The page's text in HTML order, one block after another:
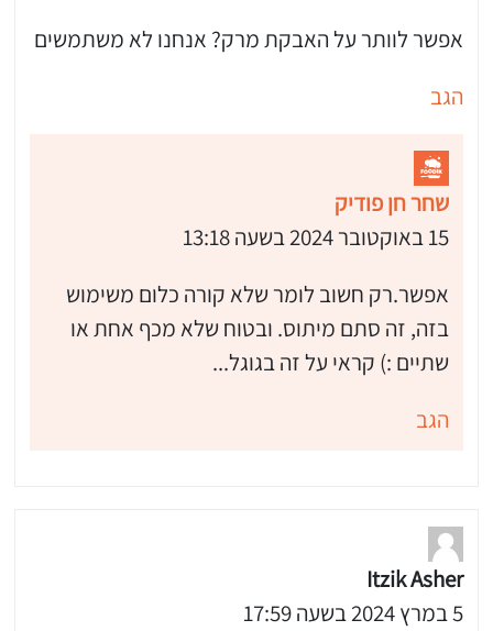
אפשר לוותר על האבקת מרק? אנחנו לא משתמשים
הגב
שחר חן פודיק
15 באוקטובר 2024 בשעה 13:18
אפשר.רק חשוב לומר שלא קורה כלום משימוש
בזה, זה סתם מיתוס. ובטוח שלא מכף אחת או
שתיים :) קראי על זה בגוגל...
הגב
Itzik Asher
5 במרץ 2024 בשעה 17:59